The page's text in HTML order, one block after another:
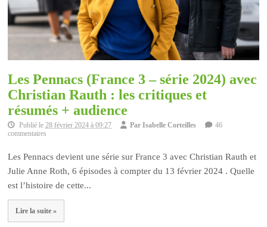
Les Pennacs (France 3 – série 2024) avec
Christian Rauth : les critiques et
résumés + audience
Publié le28 février 2024 à 09:27 ParIsabelle Corteilles
46
commentaires
Les Pennacs devient une série sur France 3 avec Christian Rauth et
Julie Anne Roth, 6 épisodes à compter du 13 février 2024 . Quelle
est l’histoire de cette...
Lire la suite »